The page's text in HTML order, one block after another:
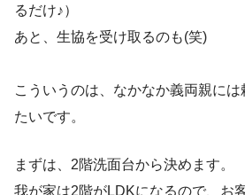
るだけ♪）
あと、生協を受け取るのも(笑)
こういうのは、なかなか義両親に
たいです。
まずは、2階洗面台から決めます。
我が家は2階がLDKになるので、お